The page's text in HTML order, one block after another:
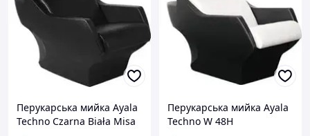
Перукарська мийка Ayala
Techno Czarna Biała Misa
Перукарська мийка Ayala
Techno W 48H